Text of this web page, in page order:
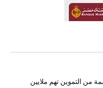
3 قرارات حاسمة من التموين تهم ملايين